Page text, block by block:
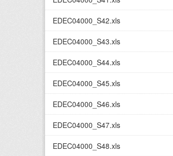
EDEC04000_S42.xls
EDEC04000_S43.xls
EDEC04000_S44.xls
EDEC04000_S45.xls
EDEC04000_S46.xls
EDEC04000_S47.xls
EDEC04000_S48.xls